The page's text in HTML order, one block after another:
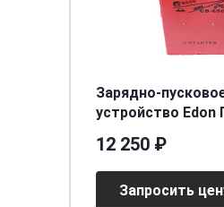
Зарядно-
устройство Edon
12 250 ₽
Запросить